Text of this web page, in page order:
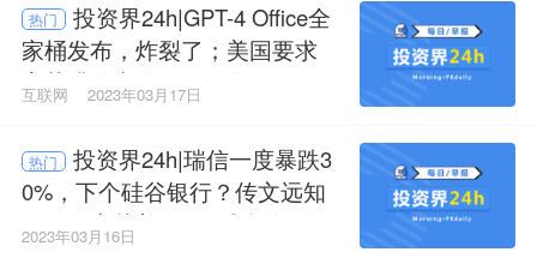
热门
投资界24h|GPT-4 Office全
家桶发布，炸裂了；美国要求
字节跳动出售TikTok股份；VC
开始比拼校友圈
互联网 2023年03月17日
热门
投资界24h|瑞信一度暴跌3
0%，下个硅谷银行？传文远知
行已秘密赴美IPO；消息称阿联
2023年03月16日